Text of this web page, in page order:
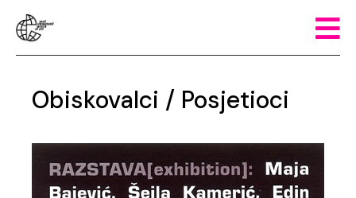
Obiskovalci / Posjetioci